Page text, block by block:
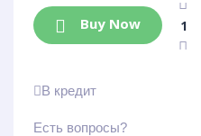
Buy Now
В кредит
Есть вопросы?